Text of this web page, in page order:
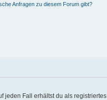
Anfragen zu diesem Forum gibt?
jeden Fall erhältst du als registriertes